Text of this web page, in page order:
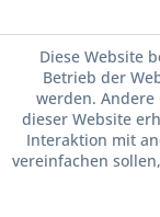
Diese Website
Betrieb der
werden. Andere
dieser Website
Interaktion mit
vereinfachen